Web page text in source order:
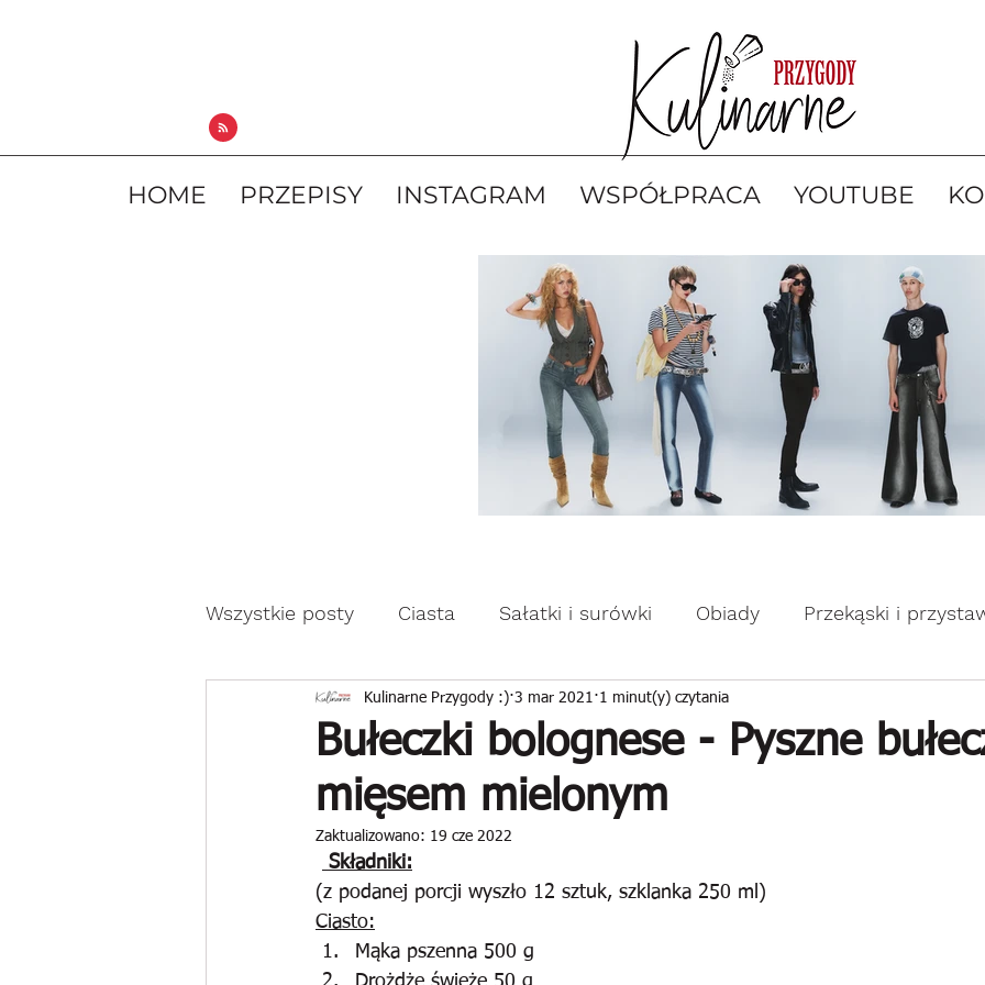
HOME PRZEPISY INSTAGRAM WSPÓŁPRACA YOUTUBE
Wszystkie posty Ciasta Sałatki i surówki Obiady Przekąski i
Drożdżowe wypieki Zapiekanki Placuszki i naleśniki
Reklama
Bułeczki bolognese - Pyszne
mięsem mielonym
Kulinarne Przygody :) 3 mar 2021 1 minut(y) czytania
Zaktualizowano: 19 cze 2022
Składniki:
(z podanej porcji wyszło 12 sztuk, szklanka 250 ml)
Ciasto:
Mąka pszenna 500 g